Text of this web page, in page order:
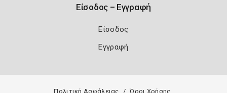
Είσοδος – Εγγραφή
Είσοδος
Εγγραφή
Πολιτική Ασφάλειας Όροι Χρήσης